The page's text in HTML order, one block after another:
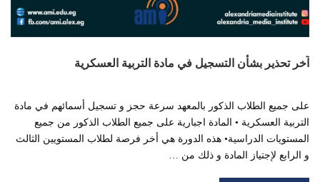
آخر تحذير بشأن التسجيل في مادة التربية العسكرية
على جميع الطلاب الذكور بالمعهد سرعة حجز و تسجيل أسمائهم في مادة
التربية العسكرية • المادة اجبارية على جميع الطلاب الذكور من جميع
المستويات الدراسية• هذه الدورة هي أخر فرصة لطلاب المستويين الثالث
و الرابع لإجتياز المادة و ذلك من …